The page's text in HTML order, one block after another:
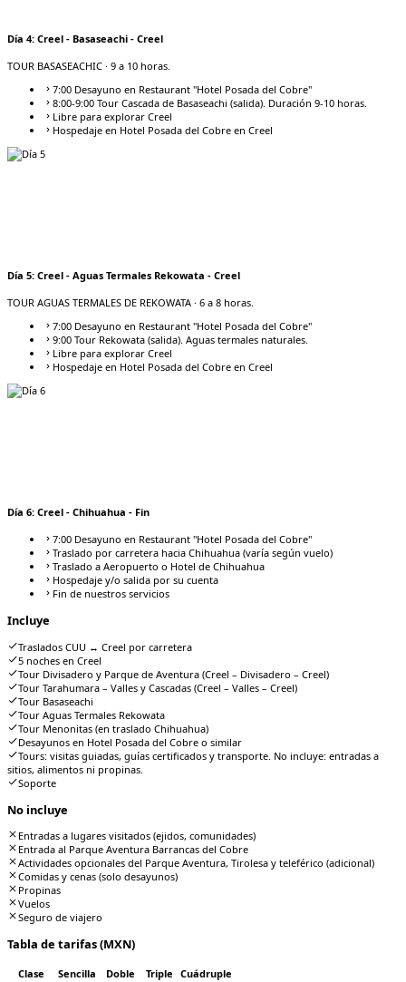
Día 4: Creel - Basaseachi - Creel
TOUR BASASEACHIC · 9 a 10 horas.
7:00 Desayuno en Restaurant "Hotel Posada del Cobre"
8:00-9:00 Tour Cascada de Basaseachi (salida). Duración 9-10 horas.
Libre para explorar Creel
Hospedaje en Hotel Posada del Cobre en Creel
Día 5: Creel - Aguas Termales Rekowata - Creel
TOUR AGUAS TERMALES DE REKOWATA · 6 a 8 horas.
7:00 Desayuno en Restaurant "Hotel Posada del Cobre"
9:00 Tour Rekowata (salida). Aguas termales naturales.
Libre para explorar Creel
Hospedaje en Hotel Posada del Cobre en Creel
Día 6: Creel - Chihuahua - Fin
7:00 Desayuno en Restaurant "Hotel Posada del Cobre"
Traslado por carretera hacia Chihuahua (varía según vuelo)
Traslado a Aeropuerto o Hotel de Chihuahua
Hospedaje y/o salida por su cuenta
Fin de nuestros servicios
Incluye
Traslados CUU ↔ Creel por carretera
5 noches en Creel
Tour Divisadero y Parque de Aventura (Creel – Divisadero – Creel)
Tour Tarahumara – Valles y Cascadas (Creel – Valles – Creel)
Tour Basaseachi
Tour Aguas Termales Rekowata
Tour Menonitas (en traslado Chihuahua)
Desayunos en Hotel Posada del Cobre o similar
Tours: visitas guiadas, guías certificados y transporte. No incluye: entradas a
sitios, alimentos ni propinas.
Soporte
No incluye
Entradas a lugares visitados (ejidos, comunidades)
Entrada al Parque Aventura Barrancas del Cobre
Actividades opcionales del Parque Aventura, Tirolesa y teleférico (adicional)
Comidas y cenas (solo desayunos)
Propinas
Vuelos
Seguro de viajero
Tabla de tarifas (MXN)
Clase Sencilla Doble Triple Cuádruple